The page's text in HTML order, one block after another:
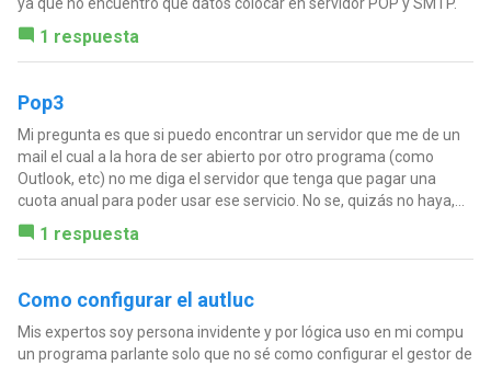
ya que no encuentro que datos colocar en servidor POP y SMTP.
1 respuesta
Pop3
Mi pregunta es que si puedo encontrar un servidor que me de un
mail el cual a la hora de ser abierto por otro programa (como
Outlook, etc) no me diga el servidor que tenga que pagar una
cuota anual para poder usar ese servicio. No se, quizás no haya,...
1 respuesta
Como configurar el autluc
Mis expertos soy persona invidente y por lógica uso en mi compu
un programa parlante solo que no sé como configurar el gestor de